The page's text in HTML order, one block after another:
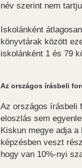
név szerint nem
Iskolánként
könyvtárak között
iskolánként 1 és 79
Az országos írásbeli
Az országos írásbeli
eloszlás sem
Kiskun megye adja
képzésben veszt
hogy van 10%-nyi